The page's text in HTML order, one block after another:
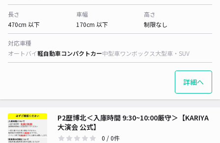
長さ
470cm 以下
車幅
170cm 以下
高さ
制限なし
対応車種
オートバイ軽自動車コンパクトカー中型車ワンボックス大型車・SUV
詳細へ
P2歴博北＜入庫時間 9:30~10:00厳守＞【KARIYA
大演会 公式】
0 / 0件